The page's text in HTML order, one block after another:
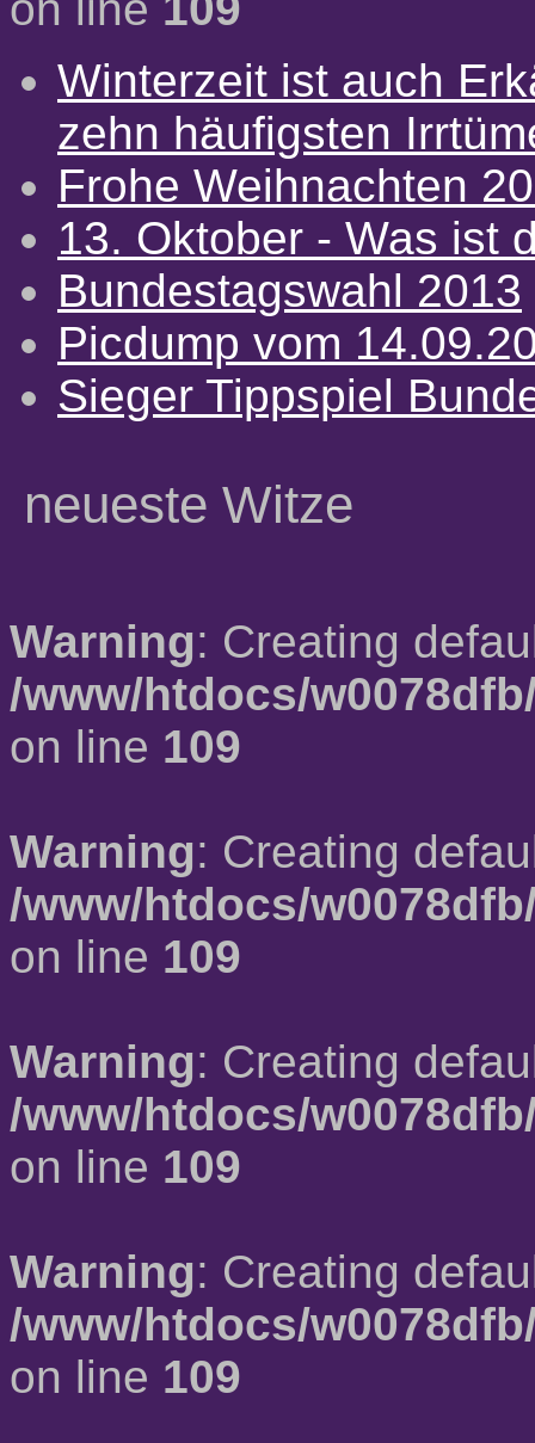
Winterzeit ist auch
zehn häufigsten
Frohe Weihnachten
13. Oktober - Was ist
Bundestagswahl 2013
Picdump vom
Sieger Tippspiel
neueste Witze
Warning: Creating
/www/htdocs/
on line 109
Warning: Creating
/www/htdocs/
on line 109
Warning: Creating
/www/htdocs/
on line 109
Warning: Creating
/www/htdocs/
on line 109